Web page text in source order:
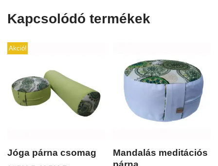
Kapcsolódó termékek
Akció!
Jóga párna csomag
Mandalás meditációs